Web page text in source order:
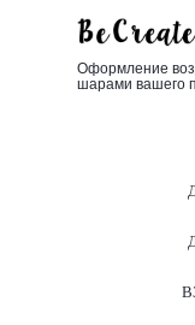
Оформление
шарами вашего